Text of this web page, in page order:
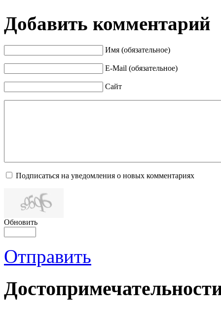
Добавить комментарий
Имя (обязательное)
E-Mail (обязательное)
Сайт
Подписаться на уведомления о новых комментариях
Обновить
Отправить